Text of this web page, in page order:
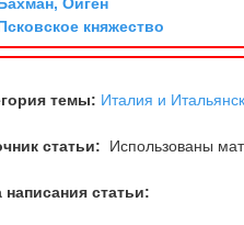
княжество
темы: Италия и
статьи: Использованы
написания статьи: